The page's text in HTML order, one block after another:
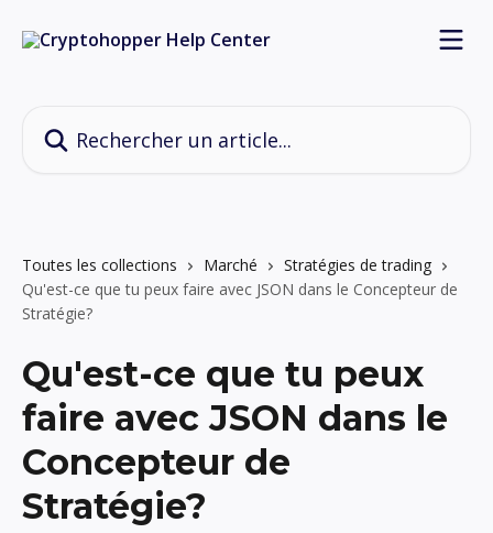
Toutes les collections Marché
Stratégies de trading
Qu'est-ce que tu peux faire avec JSON dans le Concepteur de
Stratégie?
Qu'est-ce que tu peux
faire avec JSON dans le
Concepteur de
Stratégie?